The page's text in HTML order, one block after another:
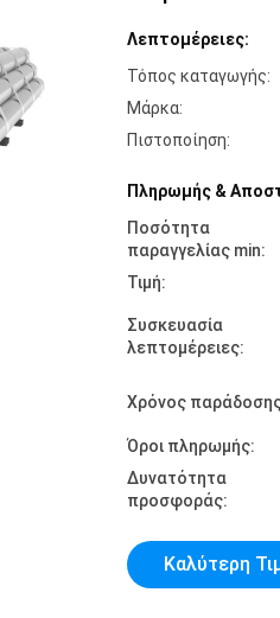
Λεπτομέρειες:
Τόπος καταγωγής:
Μάρκα:
Πιστοποίηση:
Πληρωμής &
Ποσότητα
παραγγελίας min:
Τιμή:
Συσκευασία
λεπτομέρειες:
Χρόνος
Όροι πληρωμής:
Δυνατότητα
προσφοράς:
Καλύτερη